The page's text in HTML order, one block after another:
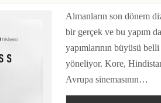
Almanların son dönem
bir gerçek ve bu yapım
yapımlarının büyüsü
yöneliyor. Kore,
Avrupa sinemasının…